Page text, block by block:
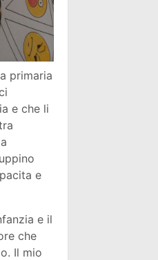
primaria
e che li
e
e il
che
Il mio